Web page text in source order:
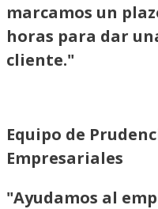
marcamos un
horas para dar
cliente."
Equipo de
Empresariales
"Ayudamos al